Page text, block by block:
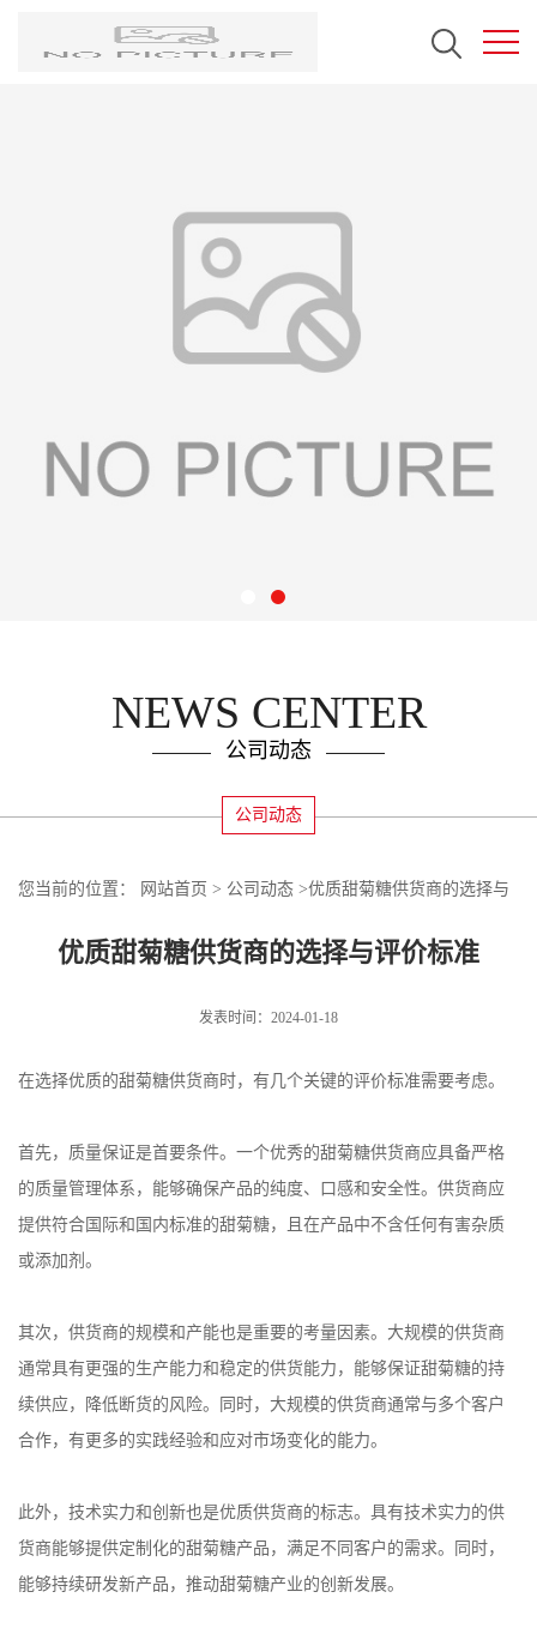
NEWS CENTER
公司动态
公司动态
您当前的位置： 网站首页 > 公司动态 >优质甜菊糖供货商的选择与
评价标准
优质甜菊糖供货商的选择与评价标准
发表时间：2024-01-18
在选择优质的甜菊糖供货商时，有几个关键的评价标准需要考虑。
首先，质量保证是首要条件。一个优秀的甜菊糖供货商应具备严格
的质量管理体系，能够确保产品的纯度、口感和安全性。供货商应
提供符合国际和国内标准的甜菊糖，且在产品中不含任何有害杂质
或添加剂。
其次，供货商的规模和产能也是重要的考量因素。大规模的供货商
通常具有更强的生产能力和稳定的供货能力，能够保证甜菊糖的持
续供应，降低断货的风险。同时，大规模的供货商通常与多个客户
合作，有更多的实践经验和应对市场变化的能力。
此外，技术实力和创新也是优质供货商的标志。具有技术实力的供
货商能够提供定制化的甜菊糖产品，满足不同客户的需求。同时，
能够持续研发新产品，推动甜菊糖产业的创新发展。